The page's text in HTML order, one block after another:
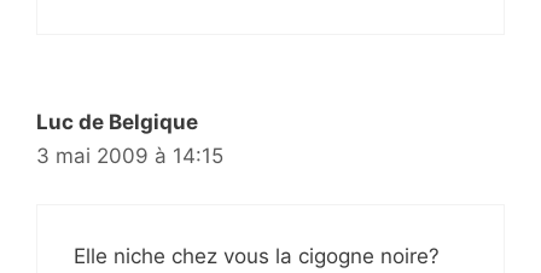
Luc de Belgique
3 mai 2009 à 14:15
Elle niche chez vous la cigogne noire?